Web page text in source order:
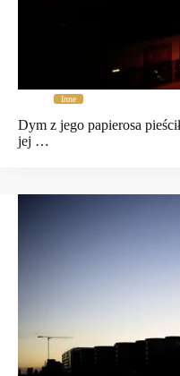
Inne
Dym z jego papierosa
jej …